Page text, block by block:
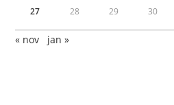
27 28 29 30
« nov jan »